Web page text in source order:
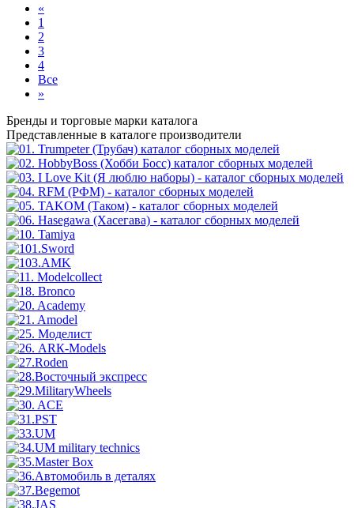
«
1
2
3
4
Все
»
Бренды и торговые марки каталога
Представленные в каталоге производители